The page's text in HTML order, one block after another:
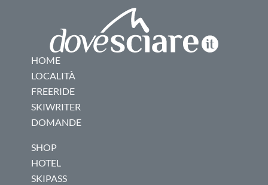
HOME
LOCALITÀ
FREERIDE
SKIWRITER
DOMANDE
SHOP
HOTEL
SKIPASS